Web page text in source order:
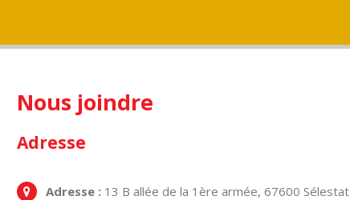
Nous joindre
Adresse
Adresse : 13 B allée de la 1ère armée, 67600 Sélestat